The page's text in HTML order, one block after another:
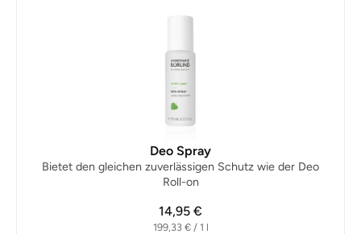
Deo Spray
Bietet den gleichen zuverlässigen Schutz wie der Deo
Roll-on
14,95 €
199,33 € / 1 l